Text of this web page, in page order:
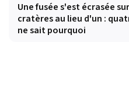
Une fusée s'est écrasée
cratères au lieu d'un :
ne sait pourquoi